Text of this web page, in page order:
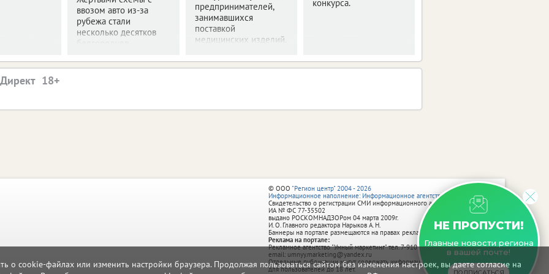
о cookie-файлах или изменить настройки браузера. Продолжая пользоваться сайтом без изменения настроек, вы даете согласие на
ввозом авто из-за
рубежа стали
несколько десятков
белгородцев.
предпринимателей,
занимавшихся
поставкой
медицинских изделий.
конкурса.
НЕ ПРОПУСТИ!
Главные новости региона
в вашей почте!
© ООО "Регион центр" 2004 - 2026
Информационное наполнение: Информационное агентство vRossii.ru
Свидетельство о регистрации СМИ информационного агентства vRossii.ru
ИА № ФС 77‑35502
выдано РОСКОМНАДЗОРом 04 марта 2009г.
И. О. Главного редактора Нарыков А. Н.
Баннеры на портале размещаются на правах рекламы.
Реклама на портале:
Рекламное агентство "Умный маркетинг" тел. 7-910-267-70-40,
email: umnyy.marketing@yandex.ru
Отдельные публикации могут содержать информацию, не предназначенную
для пользователей до 18 лет.